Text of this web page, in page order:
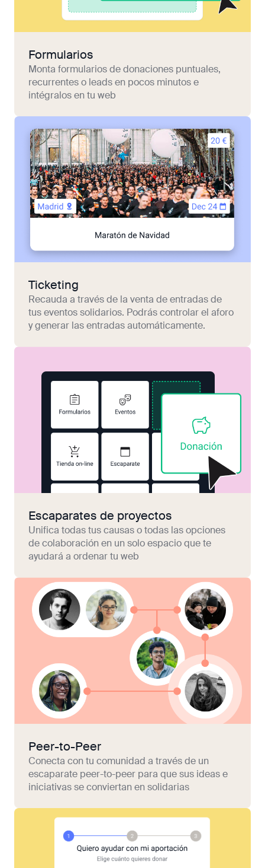
Formularios
Monta formularios de donaciones puntuales,
recurrentes o leads en pocos minutos e
intégralos en tu web
Ticketing
Recauda a través de la venta de entradas de
tus eventos solidarios. Podrás controlar el aforo
y generar las entradas automáticamente.
Escaparates de proyectos
Unifica todas tus causas o todas las opciones
de colaboración en un solo espacio que te
ayudará a ordenar tu web
Peer-to-Peer
Conecta con tu comunidad a través de un
escaparate peer-to-peer para que sus ideas e
iniciativas se conviertan en solidarias